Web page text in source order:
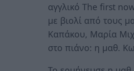
αγγλικό The first
με βιολί από τους
Καπάκου, Μαρία
στο πιάνο: η μαθ.